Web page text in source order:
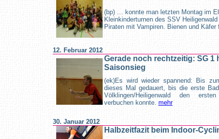
(bp) … konnte man letzten Montag im
Kleinkinderturnen des SSV
Piraten mit Vampiren. Bienen und
12. Februar 2012
Gerade noch rechtzeitig: SG 1
Saisonsieg
(ek)Es wird wieder spannend: Bis
dieses Mal gedauert, bis die erste
Völklingen/Heiligenwald den
verbuchen konnte. mehr
30. Januar 2012
Halbzeitfazit beim Indoor-